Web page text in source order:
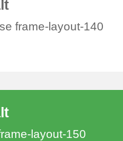
frame-layout-140
layout-150